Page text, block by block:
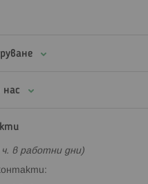
нас
в работни дни)